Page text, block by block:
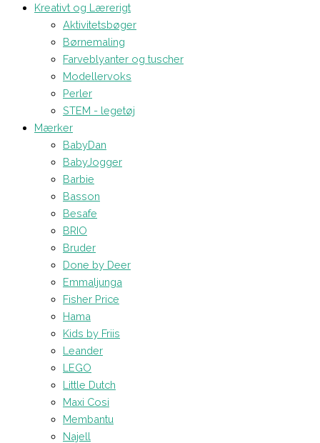
Kreativt og Lærerigt
Aktivitetsbøger
Børnemaling
Farveblyanter og tuscher
Modellervoks
Perler
STEM - legetøj
Mærker
BabyDan
BabyJogger
Barbie
Basson
Besafe
BRIO
Bruder
Done by Deer
Emmaljunga
Fisher Price
Hama
Kids by Friis
Leander
LEGO
Little Dutch
Maxi Cosi
Membantu
Najell